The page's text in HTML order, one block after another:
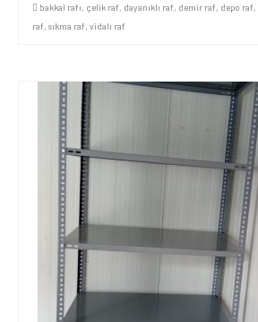
bakkal rafı, çelik raf, dayanıklı raf, demir raf, depo raf,
raf, sıkma raf, vidalı raf